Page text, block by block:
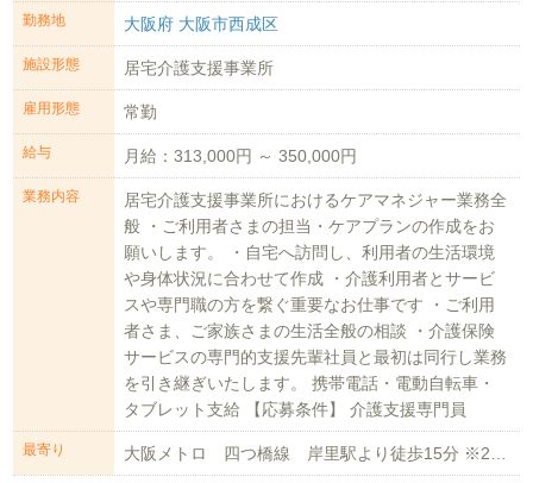
勤務地 大阪府 大阪市西成区
施設形態 居宅介護支援事業所
雇用形態 常勤
給与 月給：313,000円 ～ 350,000円
業務内容
居宅介護支援事業所におけるケアマネジャー業務全
般 ・ご利用者さまの担当・ケアプランの作成をお
願いします。 ・自宅へ訪問し、利用者の生活環境
や身体状況に合わせて作成 ・介護利用者とサービ
スや専門職の方を繋ぐ重要なお仕事です ・ご利用
者さま、ご家族さまの生活全般の相談 ・介護保険
サービスの専門的支援先輩社員と最初は同行し業務
を引き継ぎいたします。 携帯電話・電動自転車・
タブレット支給 【応募条件】 介護支援専門員
最寄り 大阪メトロ 四つ橋線 岸里駅より徒歩15分 ※26年5月頃駅近くの物件に移転...